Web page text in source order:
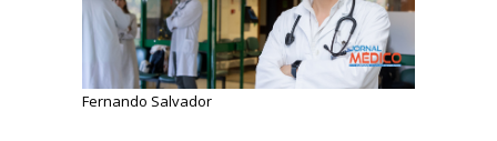
Fernando Salvador